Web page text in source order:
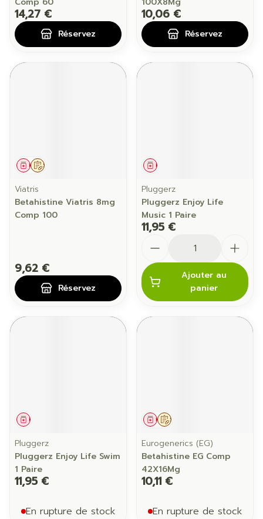
14,27 €
Réservez
10,06 €
Réservez
Sur prescription
Médicament
Viatris
Betahistine Viatris 8mg
Comp 100
9,62 €
Réservez
Médicament
Pluggerz
Pluggerz Enjoy Life
Music 1 Paire
11,95 €
Ajouter au
panier
Médicament
Pluggerz
Pluggerz Enjoy Life Swim
1 Paire
11,95 €
En rupture de stock
Sur prescription
Médicament
Eurogenerics (EG)
Betahistine EG Comp
42X16Mg
10,11 €
En rupture de stock